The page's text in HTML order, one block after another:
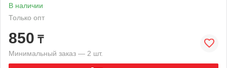
В наличии
Только опт
850 ₸
Минимальный заказ — 2 шт.